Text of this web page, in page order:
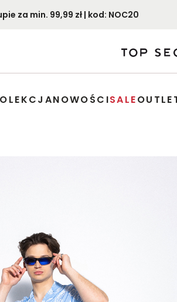
za min. 99,99 zł | kod: NOC20
NOWOŚCISALE